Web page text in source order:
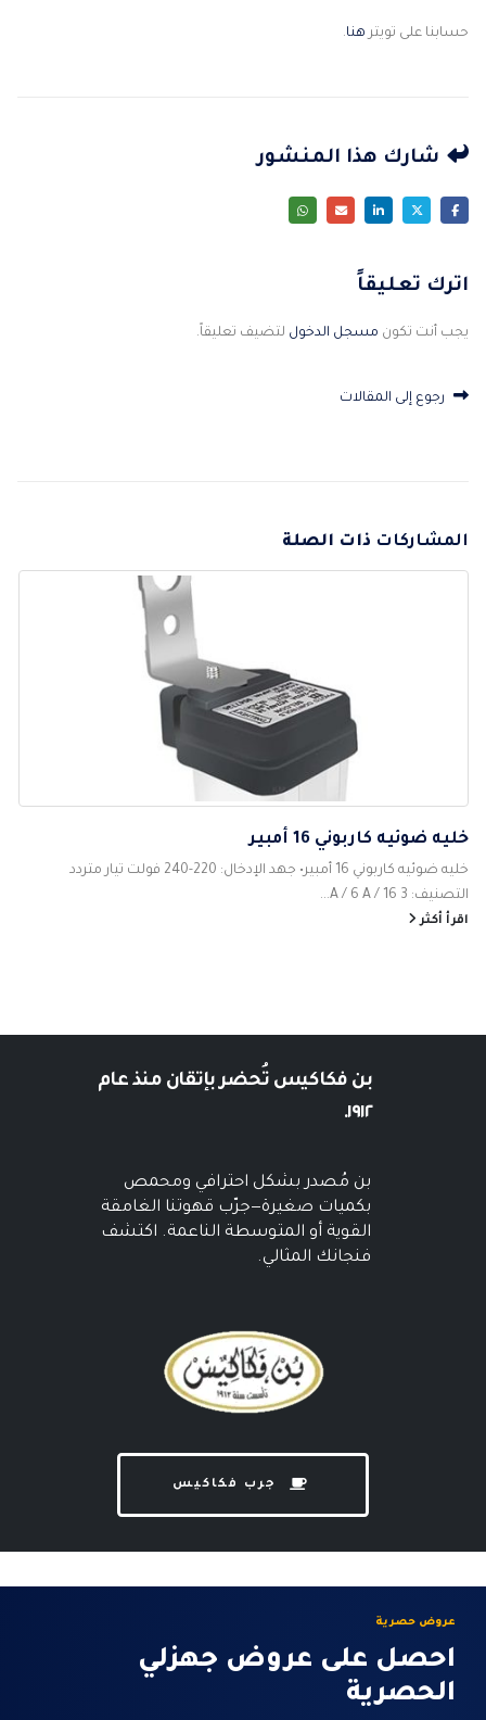
حسابنا على تويتر هنا.
شارك هذا المنشور
اترك تعليقاً
يجب أنت تكون مسجل الدخول لتضيف تعليقاً.
رجوع إلى المقالات
المشاركات ذات الصلة
خليه ضوئيه كاربوني 16 أمبير
خليه ضوئيه كاربوني 16 أمبير• جهد الإدخال: 220-240 فولت تيار متردد
التصنيف: 3 A / 6 A / 16...
اقرأ أكثر
بن فكاكيستُحضر بإتقان منذ عام
١٩١٢.
بن مُصدر بشكل احترافي ومحمص
بكميات صغيرة—جرّب قهوتنا الغامقة
القوية أو المتوسطة الناعمة. اكتشف
فنجانك المثالي.
جرب فكاكيس
عروض حصرية
احصل على عروض جهزلي
الحصرية